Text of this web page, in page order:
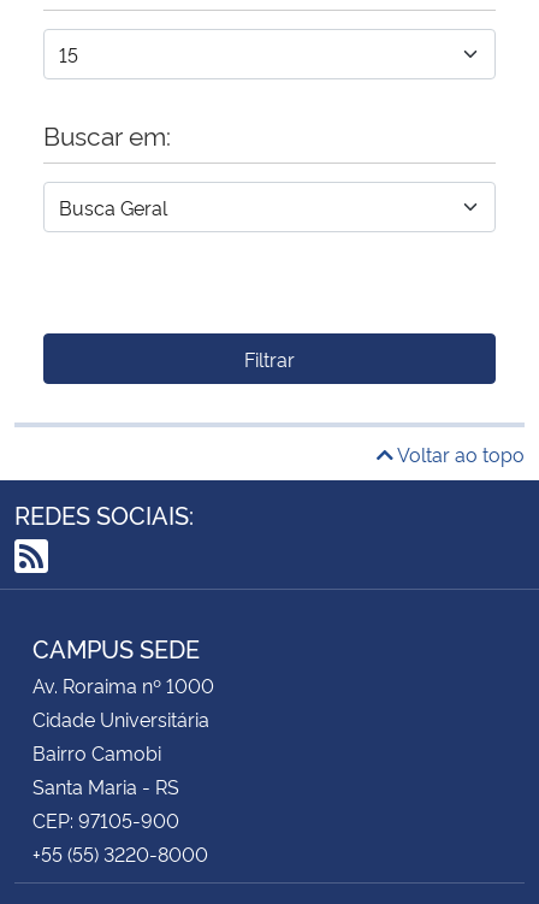
Buscar em:
Filtrar
Voltar ao topo
REDES SOCIAIS:
RSS
CAMPUS SEDE
Av. Roraima nº 1000
Cidade Universitária
Bairro Camobi
Santa Maria - RS
CEP: 97105-900
+55 (55) 3220-8000